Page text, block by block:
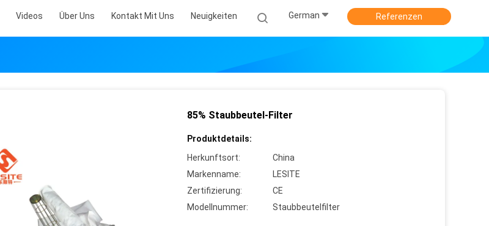
Videos Über Uns Kontakt Mit Uns Neuigkeiten German Referenzen
85% Staubbeutel-Filter
Produktdetails:
Herkunftsort:
China
Markenname:
LESITE
Zertifizierung:
CE
Modellnummer:
Staubbeutelfilter